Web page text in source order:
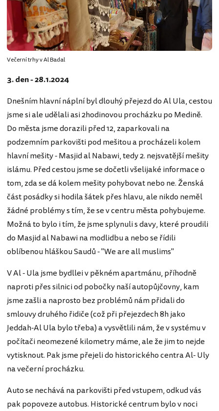
Večerní trhy v Al Badal
3. den - 28.1.2024
Dnešním hlavní náplní byl dlouhý přejezd do Al Ula, cestou
jsme si ale udělali asi 2hodinovou procházku po Medině.
Do města jsme dorazili před 12, zaparkovali na
podzemním parkovišti pod mešitou a procházeli kolem
hlavní mešity - Masjid al Nabawi, tedy 2. nejsvatější mešity
islámu. Před cestou jsme se dočetli všelijaké informace o
tom, zda se dá kolem mešity pohybovat nebo ne. Ženská
část posádky si hodila šátek přes hlavu, ale nikdo neměl
žádné problémy s tím, že se v centru města pohybujeme.
Možná to bylo i tím, že jsme splynuli s davy, které proudili
do Masjid al Nabawi na modlidbu a nebo se řídili
oblíbenou hláškou Saudů - "We are all muslims"
V Al - Ula jsme bydllei v pěkném apartmánu, příhodně
naproti přes silnici od pobočky naší autopůjčovny, kam
jsme zašli a naprosto bez problémů nám přidali do
smlouvy druhého řidiče (což při přejezdech 8h jako
Jeddah-Al Ula bylo třeba) a vysvětlili nám, že v systému v
počítači neomezené kilometry máme, ale že jim to nejde
vytisknout. Pak jsme přejeli do historického centra Al- Uly
na večerní procházku.
Auto se nechává na parkovišti před vstupem, odkud vás
pak popoveze autobus. Historické centrum bylo v noci